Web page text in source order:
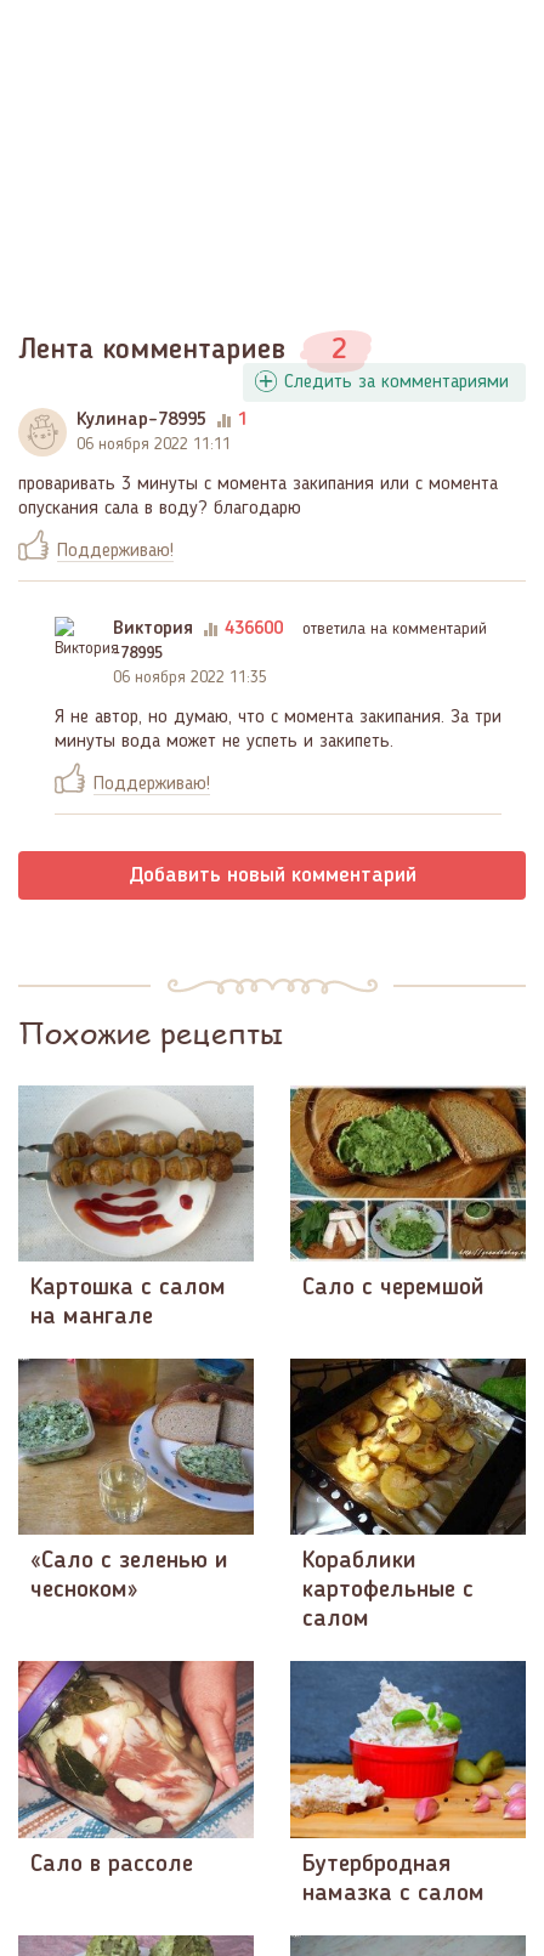
Лента комментариев 2
Следить за комментариями
Кулинар-78995
1
06 ноября 2022 11:11
проваривать 3 минуты с момента закипания или с момента
опускания сала в воду? благодарю
Поддерживаю!
Виктория 436600
ответила на комментарий
-78995
06 ноября 2022 11:35
Я не автор, но думаю, что с момента закипания. За три
минуты вода может не успеть и закипеть.
Поддерживаю!
Добавить новый комментарий
Похожие рецепты
Картошка с салом
на мангале
Сало с черемшой
«Сало с зеленью и
чесноком»
Кораблики
картофельные с
салом
Сало в рассоле
Бутербродная
намазка с салом